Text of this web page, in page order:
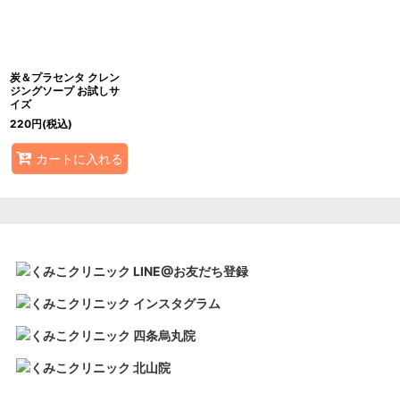
炭＆プラセンタ クレン
ジングソープ お試しサ
イズ
220円(税込)
カートに入れる